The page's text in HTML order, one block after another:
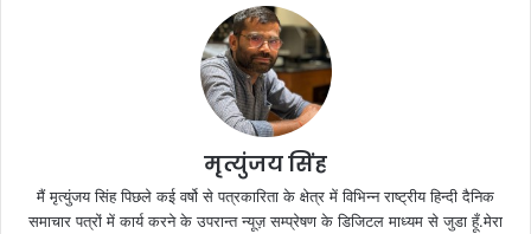
मृत्युंजय सिंह
मैं मृत्युंजय सिंह पिछले कई वर्षो से पत्रकारिता के क्षेत्र में विभिन्न राष्ट्रीय हिन्दी दैनिक
समाचार पत्रों में कार्य करने के उपरान्त न्यूज़ सम्प्रेषण के डिजिटल माध्यम से जुडा हूँ.मेरा